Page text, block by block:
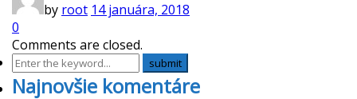
by root 14 januára, 2018
0
Comments are closed.
Najnovšie komentáre